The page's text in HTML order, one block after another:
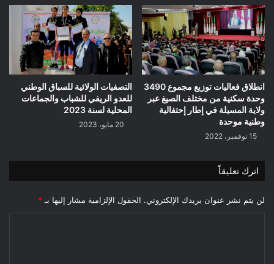
انطلاق فعاليات توزيع مجموع 3490
وحدة سكنية من مختلف الصيغ عبر
ولاية المسيلة في إطار إحتفالية
وطنية موحدة
15 نوفمبر، 2022
التصفيات الولائية للسباق الوطني
للعدو الريفي للشباب والجماعات
المحلية لسنة 2023
20 مايو، 2023
اترك تعليقاً
لن يتم نشر عنوان بريدك الإلكتروني. الحقول الإلزامية مشار إليها بـ *